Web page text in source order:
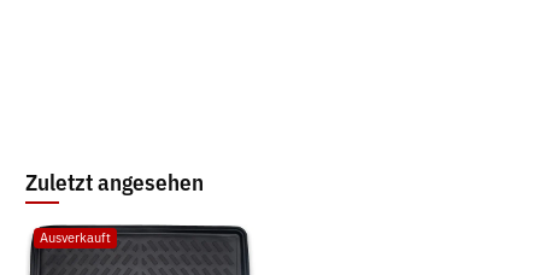
Zuletzt angesehen
Ausverkauft